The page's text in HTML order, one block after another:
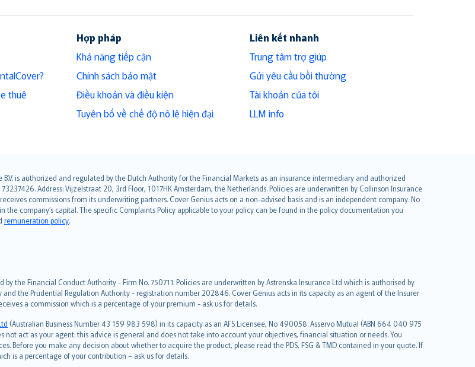
thuê
Hợp pháp
Khả năng tiếp cận
Chính sách bảo mật
Điều khoản và điều kiện
Tuyên bố về chế độ nô lệ hiện đại
Liên kết nhanh
Trung tâm trợ giúp
Gửi yêu cầu bồi thường
Tài khoản của tôi
LLM info
B.V. is authorized and regulated by the Dutch Authority for the Financial Markets as an insurance intermediary and authorized
Address: Vijzelstraat 20, 3rd Floor, 1017HK Amsterdam, the Netherlands. Policies are underwritten by Collinson Insurance
commissions from its underwriting partners. Cover Genius acts on a non-advised basis and is an independent company. No
company’s capital. The specific Complaints Policy applicable to your policy can be found in the policy documentation you
remuneration policy.
the Financial Conduct Authority - Firm No. 750711. Policies are underwritten by Astrenska Insurance Ltd which is authorised by
the Prudential Regulation Authority - registration number 202846. Cover Genius acts in its capacity as an agent of the Insurer
a commission which is a percentage of your premium - ask us for details.
(Australian Business Number 43 159 983 598) in its capacity as an AFS Licensee, No 490058. Asservo Mutual (ABN 664 040 975
act as your agent: this advice is general and does not take into account your objectives, financial situation or needs. You
Before you make any decision about whether to acquire the product, please read the PDS, FSG & TMD contained in your quote. If
is a percentage of your contribution – ask us for details.